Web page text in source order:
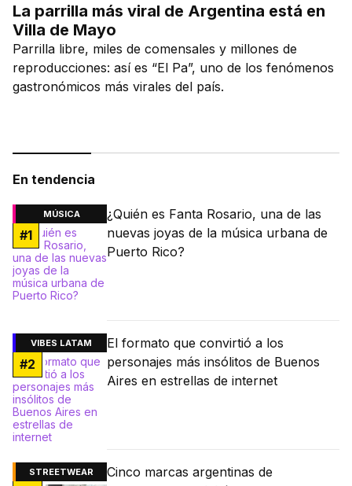
La parrilla más viral de Argentina está en
Villa de Mayo
Parrilla libre, miles de comensales y millones de
reproducciones: así es “El Pa”, uno de los fenómenos
gastronómicos más virales del país.
En tendencia
MÚSICA
#1
¿Quién es Fanta Rosario, una de las
nuevas joyas de la música urbana de
Puerto Rico?
VIBES LATAM
#2
El formato que convirtió a los
personajes más insólitos de Buenos
Aires en estrellas de internet
STREETWEAR
Cinco marcas argentinas de